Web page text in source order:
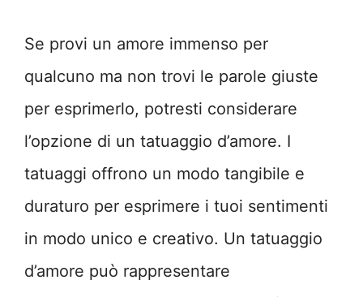
Se provi un amore immenso per
qualcuno ma non trovi le parole giuste
per esprimerlo, potresti considerare
l’opzione di un tatuaggio d’amore. I
tatuaggi offrono un modo tangibile e
duraturo per esprimere i tuoi sentimenti
in modo unico e creativo. Un tatuaggio
d’amore può rappresentare